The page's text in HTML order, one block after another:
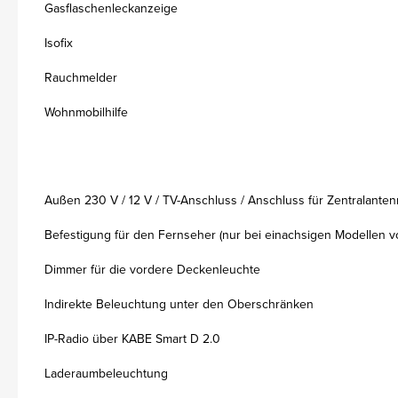
Gasflaschenleckanzeige
Isofix
Rauchmelder
Wohnmobilhilfe
Außen 230 V / 12 V / TV-Anschluss / Anschluss für
Befestigung für den Fernseher (nur bei einachsigen Modellen
Dimmer für die vordere Deckenleuchte
Indirekte Beleuchtung unter den Oberschränken
IP-Radio über KABE Smart D 2.0
Laderaumbeleuchtung